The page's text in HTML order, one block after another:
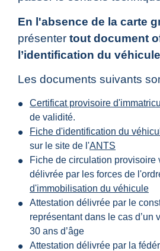
En l'absence de la carte
présenter tout document
l’identification du véhicule
Les documents suivants
Certificat provisoire
de validité.
Fiche d'identification du
sur le site de l'ANTS
Fiche de circulation provisoire
délivrée par les forces de
d'immobilisation du véhicule
Attestation délivrée par le
représentant dans le cas d’un
30 ans d’âge
Attestation délivrée par la